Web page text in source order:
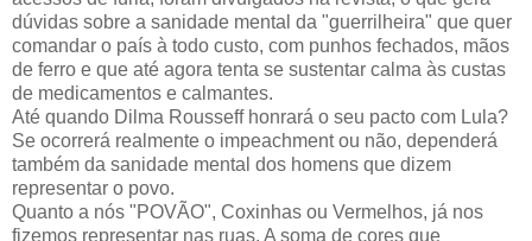
dúvidas sobre a sanidade mental da "guerrilheira" que quer
comandar o país à todo custo, com punhos fechados, mãos
de ferro e que até agora tenta se sustentar calma às custas
de medicamentos e calmantes.
Até quando Dilma Rousseff honrará o seu pacto com Lula?
Se ocorrerá realmente o impeachment ou não, dependerá
também da sanidade mental dos homens que dizem
representar o povo.
Quanto a nós "POVÃO", Coxinhas ou Vermelhos, já nos
fizemos representar nas ruas. A soma de cores que